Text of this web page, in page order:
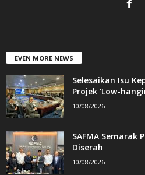
EVEN MORE NEWS
Selesaikan Isu
Projek ‘Low-
10/08/2026
SAFMA Semarak
Diserah
10/08/2026